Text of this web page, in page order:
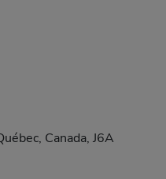
Canada, J6A